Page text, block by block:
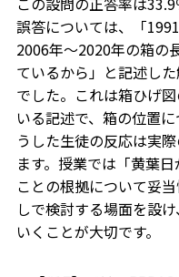
誤答については、「
2006年〜2020年の箱の
ているから」と記述し
でした。これは箱ひげ
いる記述で、箱の位置
うした生徒の反応は実
ます。授業では「黄葉
ことの根拠について妥
しで検討する場面を設
いくことが大切です。